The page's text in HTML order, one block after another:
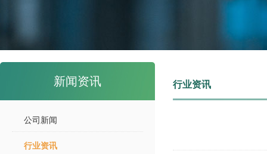
新闻资讯
公司新闻
行业资讯
行业资讯